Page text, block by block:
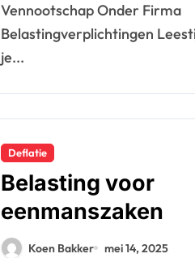
Vennootschap Onder Firma
Belastingverplichtingen
je...
Deflatie
Belasting voor
eenmanszaken
Koen Bakker mei 14, 2025